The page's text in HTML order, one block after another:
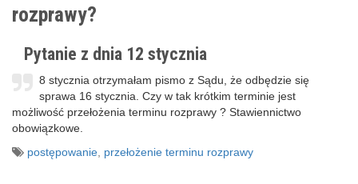
rozprawy?
Pytanie z dnia 12 stycznia
8 stycznia otrzymałam pismo z Sądu, że odbędzie się
sprawa 16 stycznia. Czy w tak krótkim terminie jest
możliwość przełożenia terminu rozprawy ? Stawiennictwo
obowiązkowe.
postępowanie przełożenie terminu rozprawy